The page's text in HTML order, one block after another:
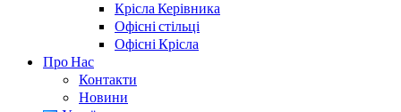
Крісла Керівника
Офісні стільці
Офісні Крісла
Про Нас
Контакти
Новини